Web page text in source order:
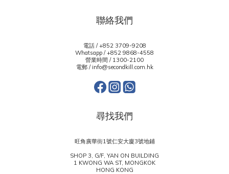
聯絡我們
電話 / +852 3709-9208
Whatsapp /+852 9868-4558
營業時間 / 1300-2100
電郵 / info@secondkill.com.hk
尋找我們
旺角廣華街1號仁安大廈3號地鋪
SHOP 3, G/F, YAN ON BUILDING
1 KWONG WA ST, MONGKOK
HONG KONG